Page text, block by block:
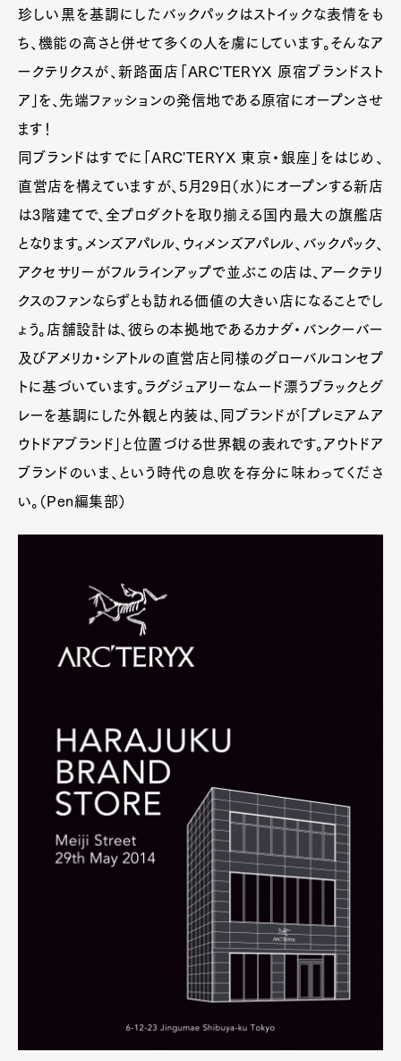
珍しい黒を基調にしたバックパックはストイックな表情をも
ち、機能の高さと併せて多くの人を虜にしています。そんなア
ークテリクスが、新路面店「ARC'TERYX 原宿ブランドスト
ア」を、先端ファッションの発信地である原宿にオープンさせ
ます！
同ブランドはすでに「ARC'TERYX 東京・銀座」をはじめ、
直営店を構えていますが、5月29日（水）にオープンする新店
は3階建てで、全プロダクトを取り揃える国内最大の旗艦店
となります。メンズアパレル、ウィメンズアパレル、バックパック、
アクセサリーがフルラインアップで並ぶこの店は、アークテリ
クスのファンならずとも訪れる価値の大きい店になることでし
ょう。店舗設計は、彼らの本拠地であるカナダ・バンクーバー
及びアメリカ・シアトルの直営店と同様のグローバルコンセプ
トに基づいています。ラグジュアリーなムード漂うブラックとグ
レーを基調にした外観と内装は、同ブランドが「プレミアムア
ウトドアブランド」と位置づける世界観の表れです。アウトドア
ブランドのいま、という時代の息吹を存分に味わってくださ
い。（Pen編集部）